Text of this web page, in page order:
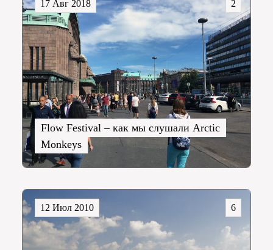
Flow Festival – как мы слушали Arctic
Monkeys
2
17 Авг 2018
6
12 Июл 2010